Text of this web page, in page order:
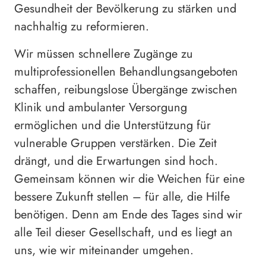
Gesundheit der Bevölkerung zu stärken und
nachhaltig zu reformieren.
Wir müssen schnellere Zugänge zu
multiprofessionellen Behandlungsangeboten
schaffen, reibungslose Übergänge zwischen
Klinik und ambulanter Versorgung
ermöglichen und die Unterstützung für
vulnerable Gruppen verstärken. Die Zeit
drängt, und die Erwartungen sind hoch.
Gemeinsam können wir die Weichen für eine
bessere Zukunft stellen – für alle, die Hilfe
benötigen. Denn am Ende des Tages sind wir
alle Teil dieser Gesellschaft, und es liegt an
uns, wie wir miteinander umgehen.